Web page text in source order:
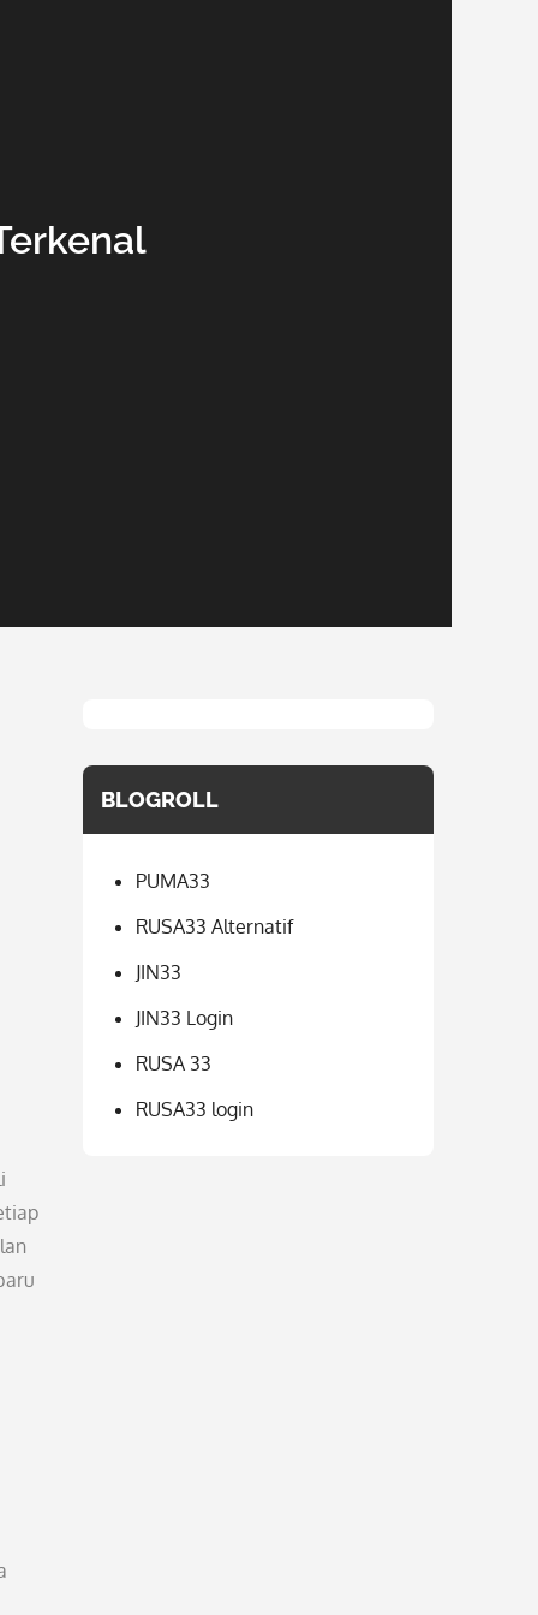
BLOGROLL
PUMA33
RUSA33 Alternatif
JIN33
JIN33 Login
RUSA 33
RUSA33 login